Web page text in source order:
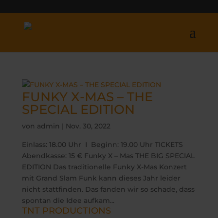
FUNKY X-MAS – THE
SPECIAL EDITION
von admin | Nov. 30, 2022
Einlass: 18.00 Uhr I Beginn: 19.00 Uhr TICKETS
Abendkasse: 15 € Funky X – Mas THE BIG SPECIAL
EDITION Das traditionelle Funky X-Mas Konzert
mit Grand Slam Funk kann dieses Jahr leider
nicht stattfinden. Das fanden wir so schade, dass
spontan die Idee aufkam...
TNT PRODUCTIONS